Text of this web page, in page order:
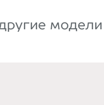
модели